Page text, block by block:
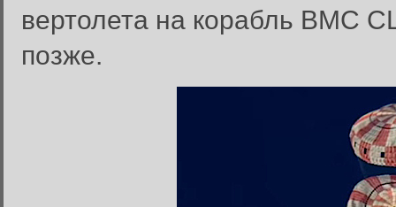
вертолета на корабль ВМС
позже.